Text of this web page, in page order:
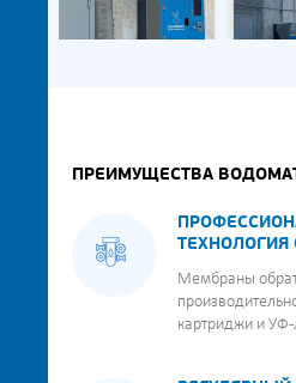
ПРЕИМУЩЕСТВА
Мембраны
картриджи и